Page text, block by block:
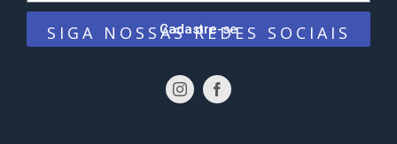
Cadastre-se
SIGA NOSSAS REDES SOCIAIS